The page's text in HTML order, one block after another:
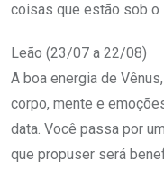
coisas que estão sob o
Leão (23/07 a 22/08)
A boa energia de
corpo, mente e
data. Você passa por
que propuser será